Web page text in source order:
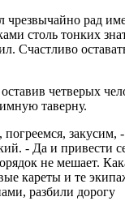
чрезвычайно рад
столь тонких
Счастливо
четверых
таверну.
погреемся, закусим, -
- Да и привести
не мешает.
кареты и те
разбили дорогу